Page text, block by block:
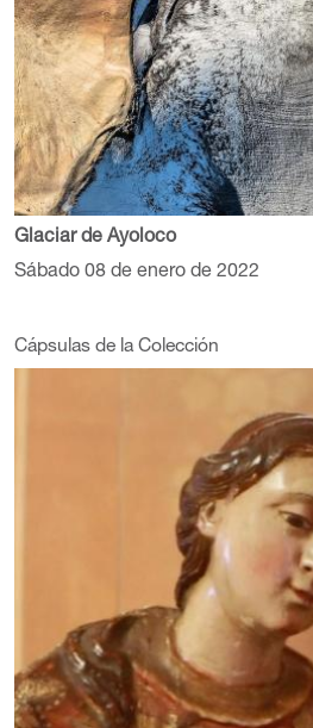
Glaciar de Ayoloco
Sábado 08 de enero de 2022
Cápsulas de la Colección